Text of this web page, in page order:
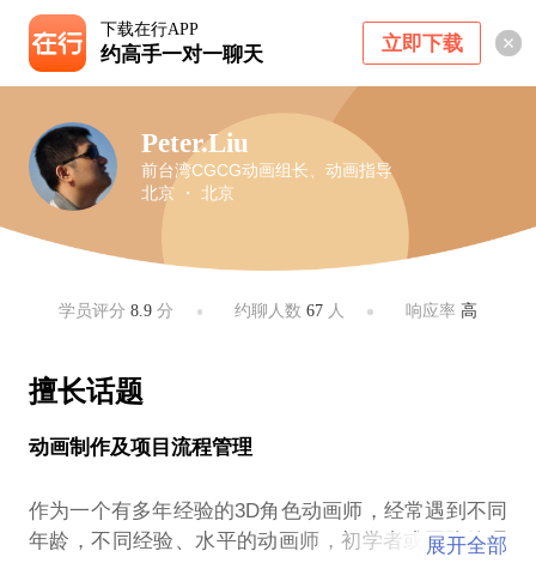
下载在行APP
约高手一对一聊天 立即下载
Peter.Liu
前台湾CGCG动画组长、动画指导
北京 ・ 北京
学员评分8.9 分 约聊人数 67人 响应率 高
擅长话题
动画制作及项目流程管理
作为一个有多年经验的3D角色动画师，经常遇到不同
年龄，不同经验、水平的动画师，初学者或团队管理
展开全部